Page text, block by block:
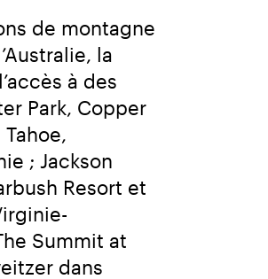
de montagne
la
à des
Park, Copper
; Jackson
Resort et
Summit at
dans